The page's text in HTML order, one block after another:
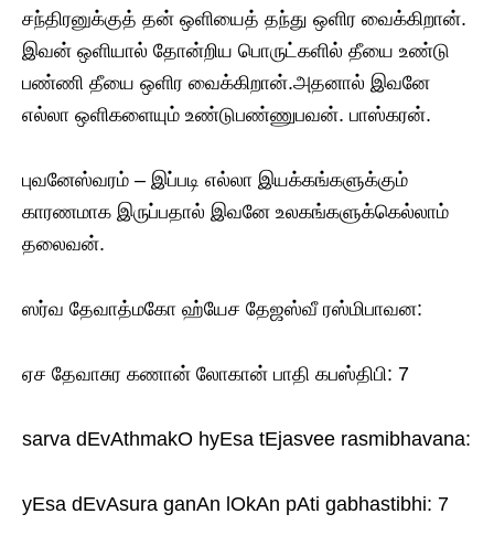
சந்திரனுக்குத் தன் ஒளியைத் தந்து ஒளிர வைக்கிறான்.
இவன் ஒளியால் தோன்றிய பொருட்களில் தீயை உண்டு
பண்ணி தீயை ஒளிர வைக்கிறான்.அதனால் இவனே
எல்லா ஒளிகளையும் உண்டுபண்ணுபவன். பாஸ்கரன்.
புவனேஸ்வரம் – இப்படி எல்லா இயக்கங்களுக்கும்
காரணமாக இருப்பதால் இவனே உலகங்களுக்கெல்லாம்
தலைவன்.
ஸர்வ தேவாத்மகோ ஹ்யேச தேஜஸ்வீ ரஸ்மிபாவன:
ஏச தேவாசுர கணான் லோகான் பாதி கபஸ்திபி: 7
sarva dEvAthmakO hyEsa tEjasvee rasmibhavana:
yEsa dEvAsura ganAn lOkAn pAti gabhastibhi: 7